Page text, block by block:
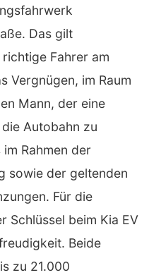
Das gilt
Fahrer am
Vergnügen, im Raum
Mann, der eine
Autobahn zu
Rahmen der
sowie der geltenden
Für die
Schlüssel beim Kia EV
Beide
zu 21.000